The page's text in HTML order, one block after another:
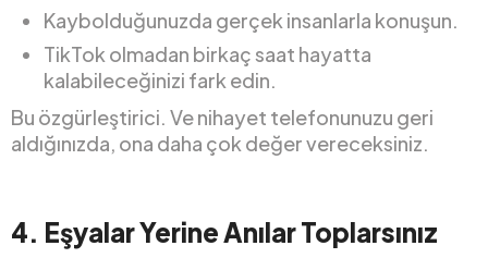
Kaybolduğunuzda gerçek insanlarla konuşun.
TikTok olmadan birkaç saat hayatta
kalabileceğinizi fark edin.
Bu özgürleştirici. Ve nihayet telefonunuzu geri
aldığınızda, ona daha çok değer vereceksiniz.
4. Eşyalar Yerine Anılar Toplarsınız